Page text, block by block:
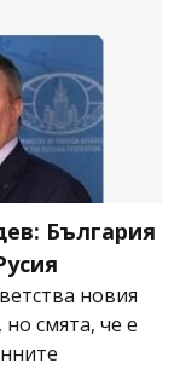
България
новия
смята, че е